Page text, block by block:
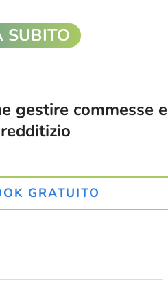
SUBITO
gestire commesse e
GRATUITO